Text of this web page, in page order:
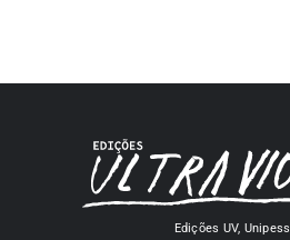
Edições UV,